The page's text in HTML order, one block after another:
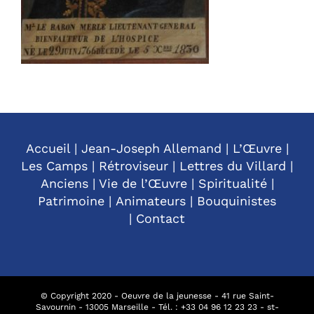
Accueil| Jean-Joseph Allemand | L’Œuvre|
Les Camps | Rétroviseur | Lettres du Villard |
Anciens| Vie de l’Œuvre| Spiritualité|
Patrimoine | Animateurs | Bouquinistes
| Contact
© Copyright 2020 - Oeuvre de la jeunesse - 41 rue Saint-
Savournin - 13005 Marseille - Tél. : +33 04 96 12 23 23- st-